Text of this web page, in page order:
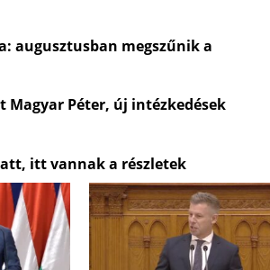
augusztusban megszűnik a
Péter, új intézkedések
itt vannak a részletek